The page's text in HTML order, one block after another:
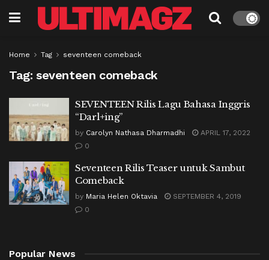
Home Tag seventeen comeback
Tag: seventeen comeback
SEVENTEEN Rilis Lagu Bahasa Inggris
“Darl+ing”
by Carolyn Nathasa Dharmadhi
APRIL 17, 2022
0
Seventeen Rilis Teaser untuk Sambut
Comeback
by Maria Helen Oktavia
SEPTEMBER 4, 2019
0
Popular News